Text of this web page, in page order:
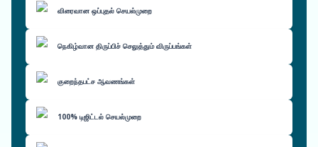
விரைவான ஒப்புதல் செயல்முறை
நெகிழ்வான திருப்பிச் செலுத்தும் விருப்பங்கள்
குறைந்தபட்ச ஆவணங்கள்
100% டிஜிட்டல் செயல்முறை